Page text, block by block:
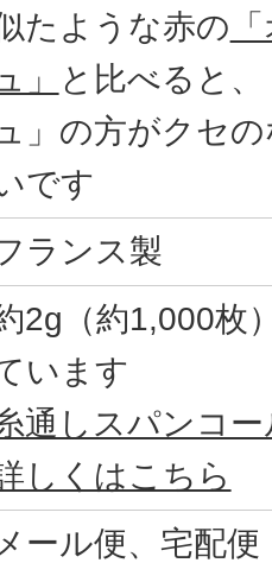
たような赤の
」
と比べると
」の方がクセ
です
ランス製
2g（約1,000枚
います
通しスパンコ
しくはこちら
メール便、宅配便